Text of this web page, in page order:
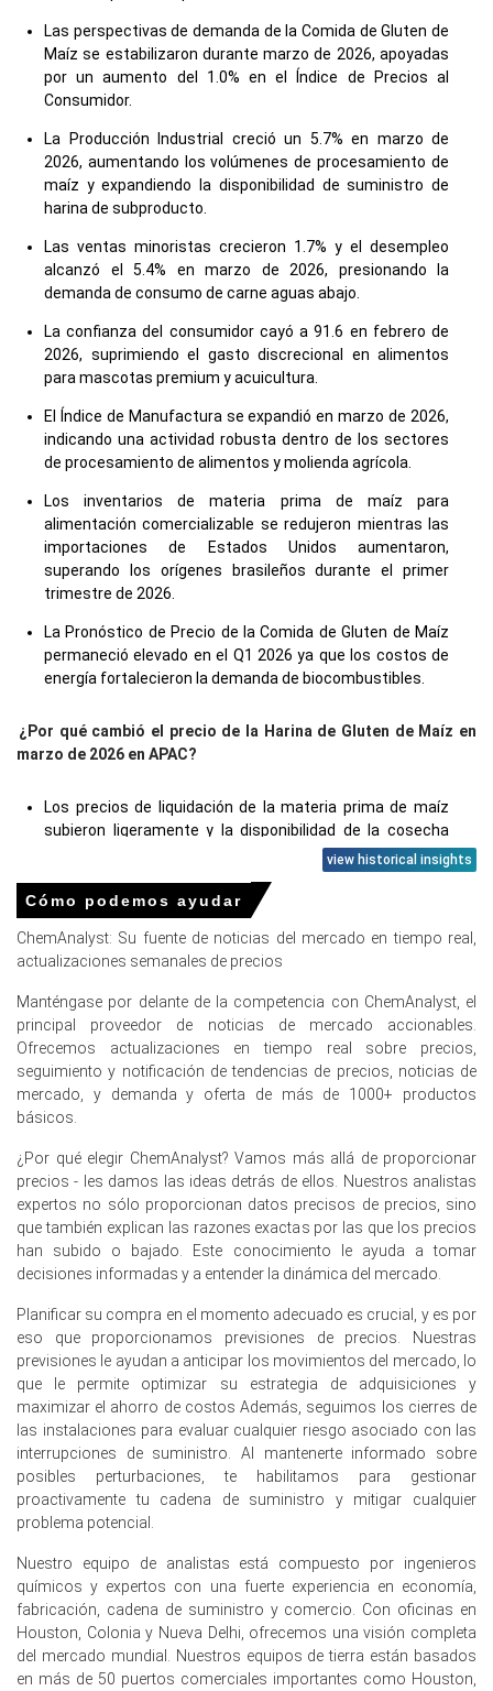
Las perspectivas de demanda de la Comida de Gluten de
Maíz se estabilizaron durante marzo de 2026, apoyadas
por un aumento del 1.0% en el Índice de Precios al
Consumidor.
La Producción Industrial creció un 5.7% en marzo de
2026, aumentando los volúmenes de procesamiento de
maíz y expandiendo la disponibilidad de suministro de
harina de subproducto.
Las ventas minoristas crecieron 1.7% y el desempleo
alcanzó el 5.4% en marzo de 2026, presionando la
demanda de consumo de carne aguas abajo.
La confianza del consumidor cayó a 91.6 en febrero de
2026, suprimiendo el gasto discrecional en alimentos
para mascotas premium y acuicultura.
El Índice de Manufactura se expandió en marzo de 2026,
indicando una actividad robusta dentro de los sectores
de procesamiento de alimentos y molienda agrícola.
Los inventarios de materia prima de maíz para
alimentación comercializable se redujeron mientras las
importaciones de Estados Unidos aumentaron,
superando los orígenes brasileños durante el primer
trimestre de 2026.
La Pronóstico de Precio de la Comida de Gluten de Maíz
permaneció elevado en el Q1 2026 ya que los costos de
energía fortalecieron la demanda de biocombustibles.
¿Por qué cambió el precio de la Harina de Gluten de Maíz en
marzo de 2026 en APAC?
Los precios de liquidación de la materia prima de maíz
subieron ligeramente y la disponibilidad de la cosecha
antigua se redujo significativamente durante el primer
El suministro de materia prima de maíz nacional para
alimentación se debilitó debido a brechas de calidad por
niveles elevados de micotoxinas en enero-febrero de
La adquisición de insumos empresariales se estabilizó
mientras que la demanda de sustitución de insumos
para alimentación por alimentación de maíz se fortaleció
en el primer trimestre de 2026.
Precios de la Harina de Gluten de Maíz en Europa
En Alemania, el Índice de Precio de la Harina de Gluten de
Maíz subió trimestre a trimestre en el primer trimestre
de 2026, impulsado por los costos de energía en
aumento.
La tendencia del costo de producción de la harina de
gluten de maíz aumentó en marzo de 2026 ya que la
inflación alcanzó el 2.7 por ciento.
Los precios al productor registraron un -0.2 por ciento en
marzo de 2026, reflejando la disminución de los costos
de procesamiento agrícola aguas arriba.
Las perspectivas de demanda de la Comida de Gluten de
Manufactura se expandió durante marzo de 2026.
La producción industrial permaneció estancada en 0.0
por ciento en febrero de 2026, indicando un rendimiento
estable en la fabricación de alimentación comercial.
Las ventas minoristas crecieron un 0.7 por ciento en
view historical insights
Cómo podemos ayudar
ChemAnalyst: Su fuente de noticias del mercado en tiempo real,
actualizaciones semanales de precios
Manténgase por delante de la competencia con ChemAnalyst, el
principal proveedor de noticias de mercado accionables.
Ofrecemos actualizaciones en tiempo real sobre precios,
seguimiento y notificación de tendencias de precios, noticias de
mercado, y demanda y oferta de más de 1000+ productos
básicos.
¿Por qué elegir ChemAnalyst? Vamos más allá de proporcionar
precios - les damos las ideas detrás de ellos. Nuestros analistas
expertos no sólo proporcionan datos precisos de precios, sino
que también explican las razones exactas por las que los precios
han subido o bajado. Este conocimiento le ayuda a tomar
decisiones informadas y a entender la dinámica del mercado.
Planificar su compra en el momento adecuado es crucial, y es por
eso que proporcionamos previsiones de precios. Nuestras
previsiones le ayudan a anticipar los movimientos del mercado, lo
que le permite optimizar su estrategia de adquisiciones y
maximizar el ahorro de costos Además, seguimos los cierres de
las instalaciones para evaluar cualquier riesgo asociado con las
interrupciones de suministro. Al mantenerte informado sobre
posibles perturbaciones, te habilitamos para gestionar
proactivamente tu cadena de suministro y mitigar cualquier
problema potencial.
Nuestro equipo de analistas está compuesto por ingenieros
químicos y expertos con una fuerte experiencia en economía,
fabricación, cadena de suministro y comercio. Con oficinas en
Houston, Colonia y Nueva Delhi, ofrecemos una visión completa
del mercado mundial. Nuestros equipos de tierra están basados
en más de 50 puertos comerciales importantes como Houston,